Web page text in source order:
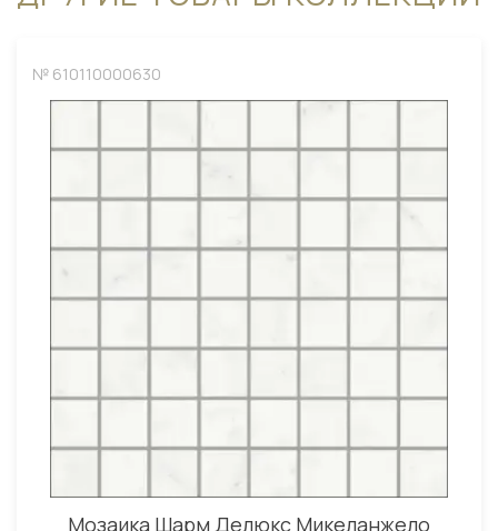
№ 610110000630
Мозаика Шарм Делюкс Микеланжело